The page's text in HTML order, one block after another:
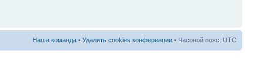
Наша команда • Удалить cookies конференции • Часовой пояс: UTC